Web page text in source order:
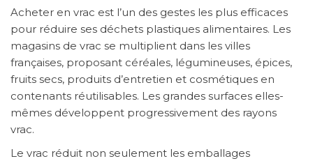
Acheter en vrac est l’un des gestes les plus efficaces
pour réduire ses déchets plastiques alimentaires. Les
magasins de vrac se multiplient dans les villes
françaises, proposant céréales, légumineuses, épices,
fruits secs, produits d’entretien et cosmétiques en
contenants réutilisables. Les grandes surfaces elles-
mêmes développent progressivement des rayons
vrac.
Le vrac réduit non seulement les emballages